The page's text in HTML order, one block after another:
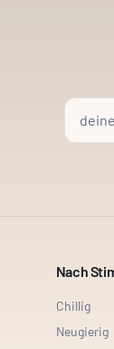
Nach
Chillig
Neugierig